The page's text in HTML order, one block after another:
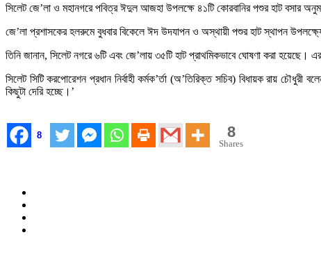
সিলেট জে’লা ও মহানগরে পবিত্র ঈদুল আজহা উপলক্ষে ৪১টি কোরবানির পশুর হাট বসার
জে’লা প্রশাসকের হলরুমে বুধবার বিকেলে ঈদ উদযাপন ও অস্থায়ী পশুর হাট স্থাপন
তিনি জানান, সিলেট নগরে ৬টি এবং জে’লায় ৩৫টি হাট প্রাথমিকভাবে ঘোষণা করা
সিলেট সিটি করপোরেশন প্রধান নির্বাহী কর্মক’র্তা (অ’তিরিক্ত সচিব) বিধায়ক রায়
কিছুটা দেরি হচ্ছে।’
8 8
Shares